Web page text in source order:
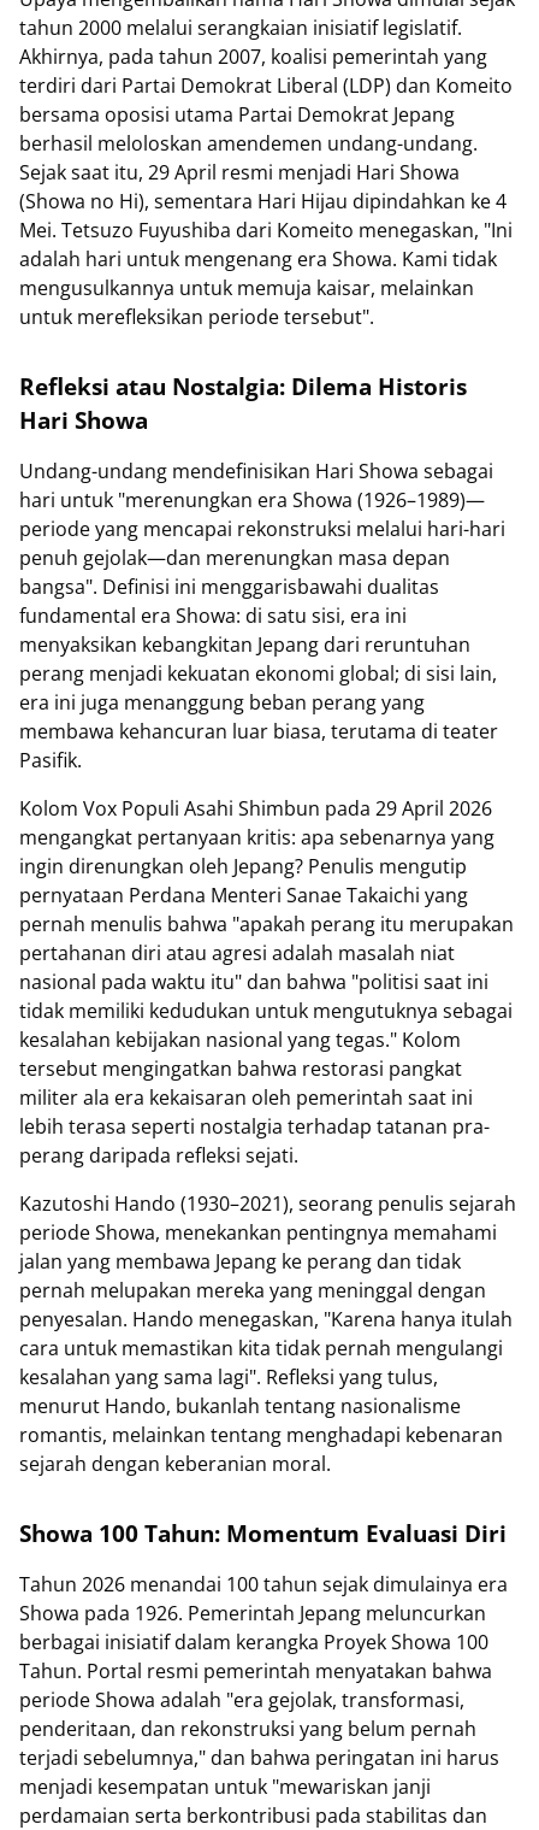
tahun 2000 melalui serangkaian inisiatif legislatif.
Akhirnya, pada tahun 2007, koalisi pemerintah yang
terdiri dari Partai Demokrat Liberal (LDP) dan Komeito
bersama oposisi utama Partai Demokrat Jepang
berhasil meloloskan amendemen undang-undang.
Sejak saat itu, 29 April resmi menjadi Hari Showa
(Showa no Hi), sementara Hari Hijau dipindahkan ke 4
Mei. Tetsuzo Fuyushiba dari Komeito menegaskan, "Ini
adalah hari untuk mengenang era Showa. Kami tidak
mengusulkannya untuk memuja kaisar, melainkan
untuk merefleksikan periode tersebut".
Refleksi atau Nostalgia: Dilema Historis
Hari Showa
Undang-undang mendefinisikan Hari Showa sebagai
hari untuk "merenungkan era Showa (1926–1989)—
periode yang mencapai rekonstruksi melalui hari-hari
penuh gejolak—dan merenungkan masa depan
bangsa". Definisi ini menggarisbawahi dualitas
fundamental era Showa: di satu sisi, era ini
menyaksikan kebangkitan Jepang dari reruntuhan
perang menjadi kekuatan ekonomi global; di sisi lain,
era ini juga menanggung beban perang yang
membawa kehancuran luar biasa, terutama di teater
Pasifik.
Kolom Vox Populi Asahi Shimbun pada 29 April 2026
mengangkat pertanyaan kritis: apa sebenarnya yang
ingin direnungkan oleh Jepang? Penulis mengutip
pernyataan Perdana Menteri Sanae Takaichi yang
pernah menulis bahwa "apakah perang itu merupakan
pertahanan diri atau agresi adalah masalah niat
nasional pada waktu itu" dan bahwa "politisi saat ini
tidak memiliki kedudukan untuk mengutuknya sebagai
kesalahan kebijakan nasional yang tegas." Kolom
tersebut mengingatkan bahwa restorasi pangkat
militer ala era kekaisaran oleh pemerintah saat ini
lebih terasa seperti nostalgia terhadap tatanan pra-
perang daripada refleksi sejati.
Kazutoshi Hando (1930–2021), seorang penulis sejarah
periode Showa, menekankan pentingnya memahami
jalan yang membawa Jepang ke perang dan tidak
pernah melupakan mereka yang meninggal dengan
penyesalan. Hando menegaskan, "Karena hanya itulah
cara untuk memastikan kita tidak pernah mengulangi
kesalahan yang sama lagi". Refleksi yang tulus,
menurut Hando, bukanlah tentang nasionalisme
romantis, melainkan tentang menghadapi kebenaran
sejarah dengan keberanian moral.
Showa 100 Tahun: Momentum Evaluasi Diri
Tahun 2026 menandai 100 tahun sejak dimulainya era
Showa pada 1926. Pemerintah Jepang meluncurkan
berbagai inisiatif dalam kerangka Proyek Showa 100
Tahun. Portal resmi pemerintah menyatakan bahwa
periode Showa adalah "era gejolak, transformasi,
penderitaan, dan rekonstruksi yang belum pernah
terjadi sebelumnya," dan bahwa peringatan ini harus
menjadi kesempatan untuk "mewariskan janji
perdamaian serta berkontribusi pada stabilitas dan